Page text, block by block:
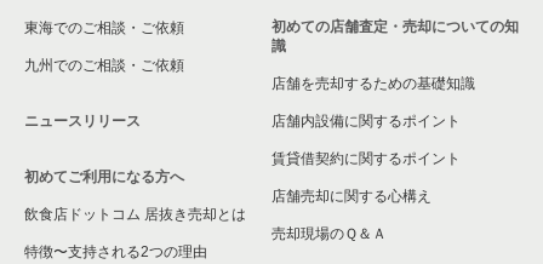
東海でのご相談・ご依頼
九州でのご相談・ご依頼
ニュースリリース
初めてご利用になる方へ
飲食店ドットコム 居抜き売却とは
特徴〜支持される2つの理由
初めての店舗査定・売却についての知
識
店舗を売却するための基礎知識
店舗内設備に関するポイント
賃貸借契約に関するポイント
店舗売却に関する心構え
売却現場のＱ＆Ａ